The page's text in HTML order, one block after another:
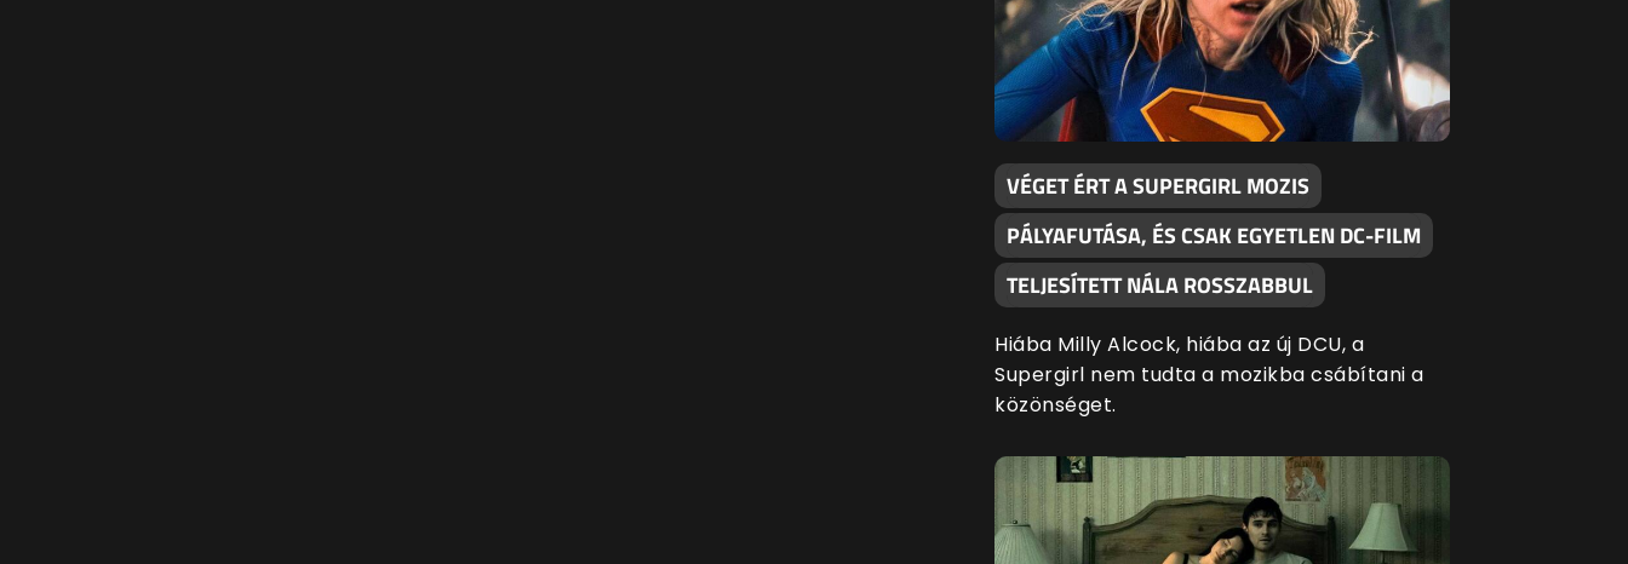
VÉGET ÉRT A SUPERGIRL MOZIS
PÁLYAFUTÁSA, ÉS CSAK EGYETLEN DC-FILM
TELJESÍTETT NÁLA ROSSZABBUL
Hiába Milly Alcock, hiába az új DCU, a
Supergirl nem tudta a mozikba csábítani a
közönséget.